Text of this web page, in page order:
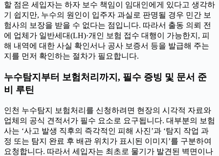
할 점은 세입자는 하자 보수 책임이 임대인에게 있다고 생각하
기 쉽지만, 누수의 원인이 입주자 과실로 판명될 경우 민간 보
험사의 보장을 받을 수 없다는 점입니다. 따라서 출동 의뢰 전
에 업체가 일반세대(LH)·개인 보험 접수 대행이 가능한지, 피
해 내역에 대한 사실 확인서나 공사 보증서 등을 발급해 주는
지를 먼저 확인하는 절차가 필요합니다.
누수탐지부터 보험처리까지, 필수 증빙 및 문서 준
비 루틴
인천 누수탐지 보험처리를 신청하려면 현장의 시각적 자료와
업체의 공식 견적서가 필수 요소로 요구됩니다. 대부분의 보험
사는 ‘사고 발생 직후의 즉각적인 피해 사진’과 ‘탐지 작업 과
정 또는 탐지 완료 후 배관 위치가 표시된 이미지’를 구분하여
요청합니다. 따라서 세입자는 최초로 물기가 발견된 벽면이나